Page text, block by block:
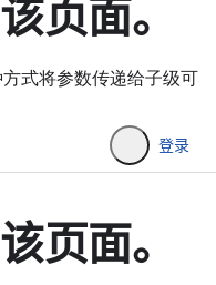
式将参数传递给子级可